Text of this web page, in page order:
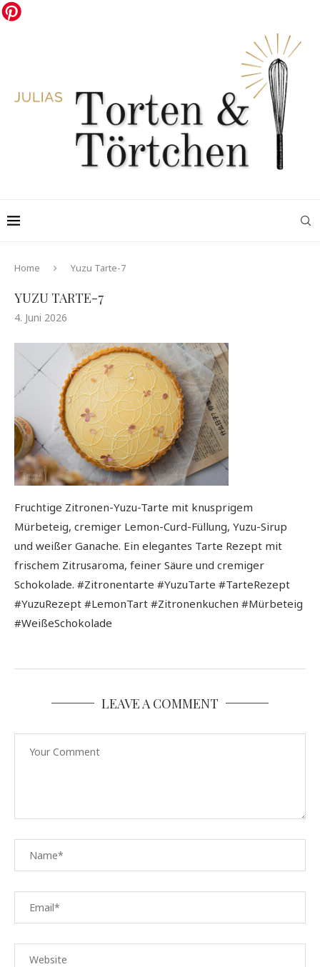
Home Yuzu Tarte-7
YUZU TARTE-7
4. Juni 2026
Fruchtige Zitronen-Yuzu-Tarte mit knusprigem
Mürbeteig, cremiger Lemon-Curd-Füllung, Yuzu-Sirup
und weißer Ganache. Ein elegantes Tarte Rezept mit
frischem Zitrusaroma, feiner Säure und cremiger
Schokolade. #Zitronentarte #YuzuTarte #TarteRezept
#YuzuRezept #LemonTart #Zitronenkuchen #Mürbeteig
#WeißeSchokolade
LEAVE A COMMENT